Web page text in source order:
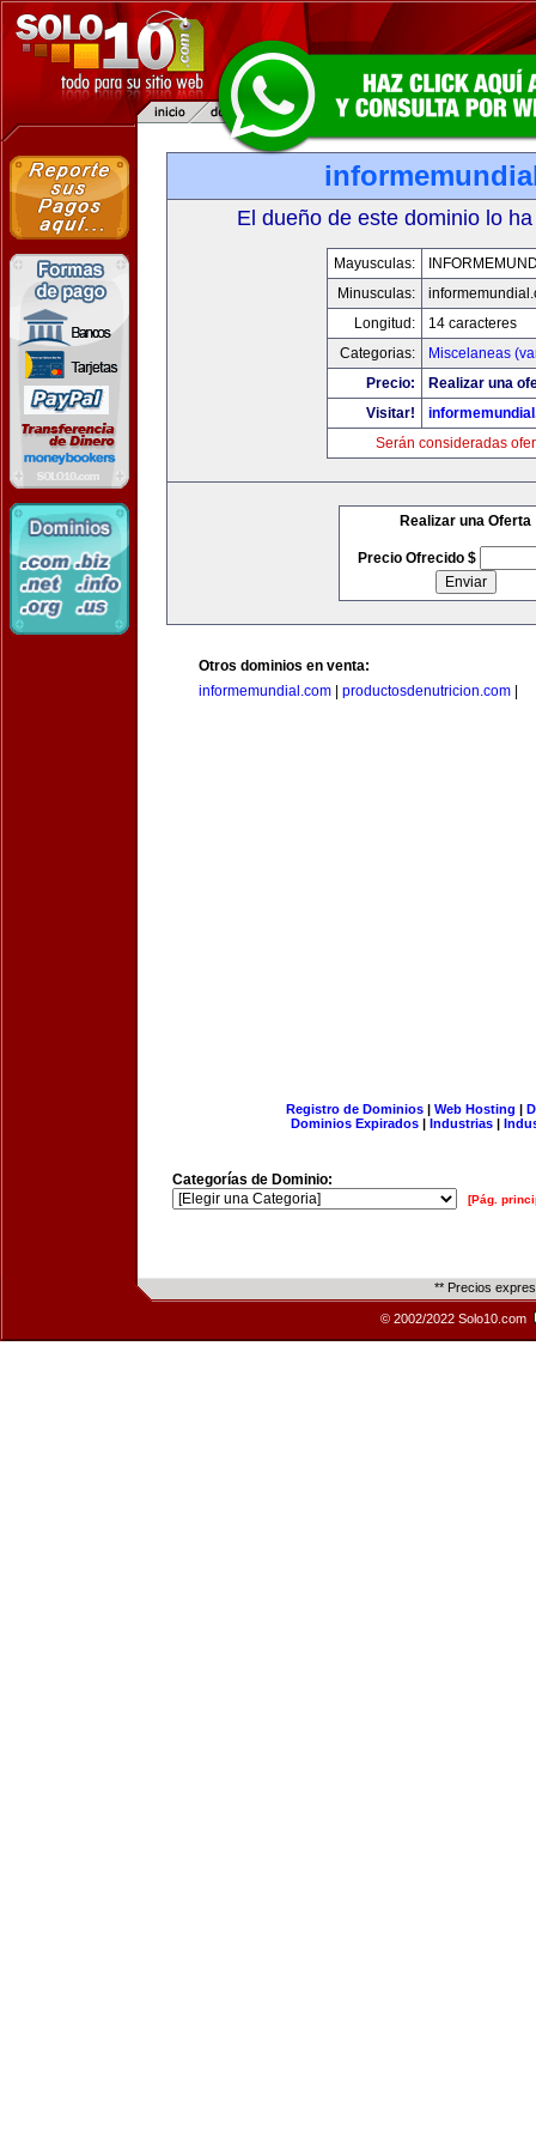
El dueño de este dominio lo
Mayusculas:
Minusculas:
Longitud:
14 caracteres
Categorias:
Miscelaneas
Precio:
Realizar una
Visitar!
Serán consideradas
Realizar una Oferta
Precio Ofrecido $
Otros dominios en venta:
informemundial.com
productosdenutricion.com
Registro de Dominios| Web Hosting |
Dominios Expirados | Industrias |
Categorías de Dominio:
[Pág.
** Precios
© 2002/2022 Solo10.com